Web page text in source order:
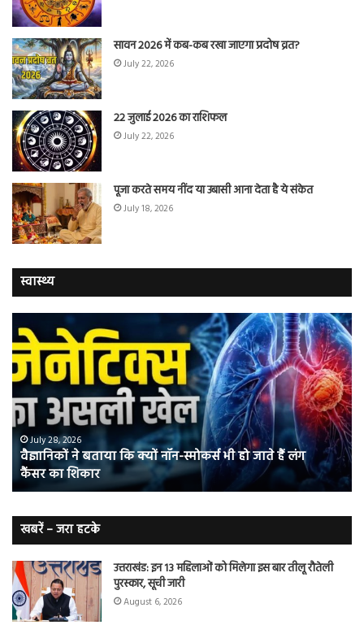
सावन 2026 में कब-कब रखा जाएगा प्रदोष व्रत?
July 22, 2026
22 जुलाई 2026 का राशिफल
July 22, 2026
पूजा करते समय नींद या उबासी आना देता है ये संकेत
July 18, 2026
स्वास्थ्य
ने
बताया
कि
क्यों
नॉन-
स्मोकर्स
भी
जाते
हैं
कैंसर का
शिकार
July 28, 2026
वैज्ञानिकों ने बताया कि क्यों नॉन-स्मोकर्स भी हो जाते हैं लंग
कैंसर का शिकार
में
की
खबरें – जरा हटके
उत्तराखंड: इन 13 महिलाओं को मिलेगा इस बार तीलू रौतेली
पुरस्कार, सूची जारी
August 6, 2026